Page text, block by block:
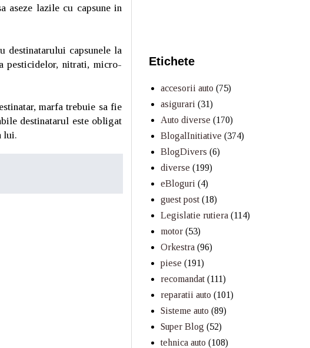
aseze lazile cu capsune in
destinatarului capsunele la
pesticidelor, nitrati, micro-
marfa trebuie sa fie
destinatarul este obligat
lui.
Etichete
accesorii auto (75)
asigurari (31)
Auto diverse (170)
BlogalInitiative (374)
BlogDivers (6)
diverse (199)
eBloguri (4)
guest post (18)
Legislatie rutiera (114)
motor (53)
Orkestra (96)
piese (191)
recomandat (111)
reparatii auto (101)
Sisteme auto (89)
Super Blog (52)
tehnica auto (108)